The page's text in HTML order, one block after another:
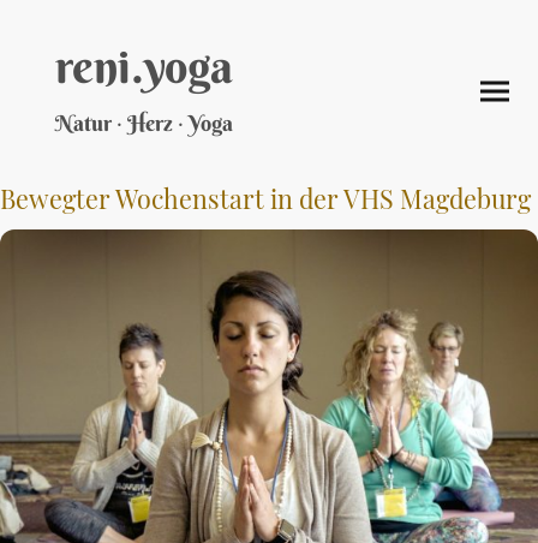
reni.yoga
Natur · Herz ·Yoga
Bewegter Wochenstart in der VHS Magdeburg